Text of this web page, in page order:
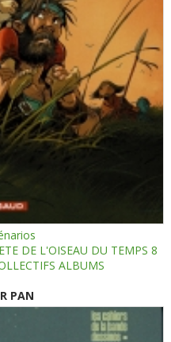
DE L'OISEAU DU TEMPS 8
ALBUMS
PAN